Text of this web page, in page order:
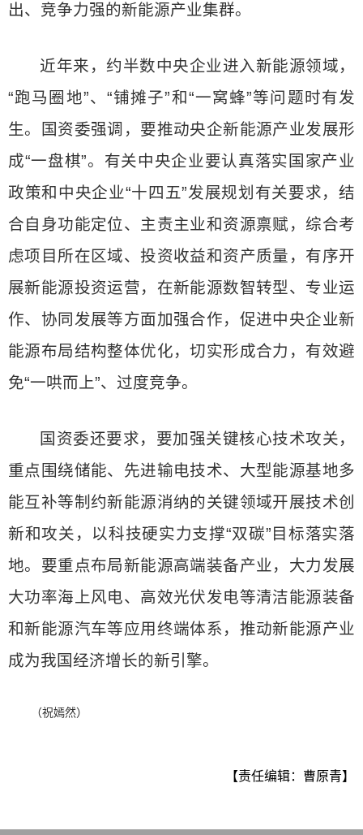
出、竞争力强的新能源产业集群。
近年来，约半数中央企业进入新能源领域，
“跑马圈地”、“铺摊子”和“一窝蜂”等问题时有发
生。国资委强调，要推动央企新能源产业发展形
成“一盘棋”。有关中央企业要认真落实国家产业
政策和中央企业“十四五”发展规划有关要求，结
合自身功能定位、主责主业和资源禀赋，综合考
虑项目所在区域、投资收益和资产质量，有序开
展新能源投资运营，在新能源数智转型、专业运
作、协同发展等方面加强合作，促进中央企业新
能源布局结构整体优化，切实形成合力，有效避
免“一哄而上”、过度竞争。
国资委还要求，要加强关键核心技术攻关，
重点围绕储能、先进输电技术、大型能源基地多
能互补等制约新能源消纳的关键领域开展技术创
新和攻关，以科技硬实力支撑“双碳”目标落实落
地。要重点布局新能源高端装备产业，大力发展
大功率海上风电、高效光伏发电等清洁能源装备
和新能源汽车等应用终端体系，推动新能源产业
成为我国经济增长的新引擎。
（祝嫣然）
【责任编辑：曹原青】